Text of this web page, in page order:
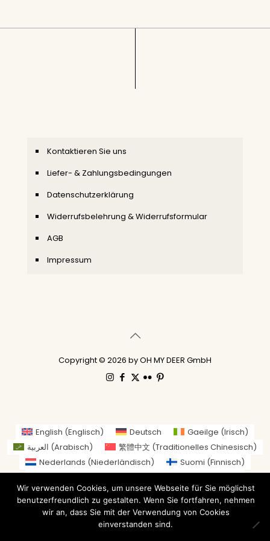
Kontaktieren Sie uns
Liefer- & Zahlungsbedingungen
Datenschutzerklärung
Widerrufsbelehrung & Widerrufsformular
AGB
Impressum
Copyright © 2026 by OH MY DEER GmbH
English (Englisch) Deutsch Gaeilge (Irisch)
العربية (Arabisch) 繁體中文 (Traditionelles Chinesisch)
Nederlands (Niederländisch) Suomi (Finnisch)
日本語(Japanisch)
Norsk bokmål ( Norwegisch (Buchsprache)
Russisch) Español
Wir verwenden Cookies, um unsere Webseite für Sie möglichst
benutzerfreundlich zu gestalten. Wenn Sie fortfahren, nehmen
wir an, dass Sie mit der Verwendung von Cookies
einverstanden sind.